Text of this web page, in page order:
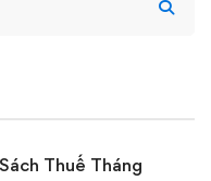
Thuế Tháng